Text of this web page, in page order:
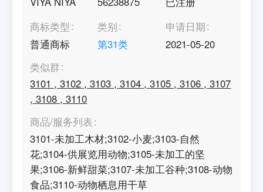
商标类型
普通商标
类别
第31类
申请日期
2021-05-20
类似群
3101 ,3102 ,3103 ,3104 ,3105 ,3106 ,3107
,3108 ,3110
商品/服务列表
3101-未加工木材;3102-小麦;3103-自然
花;3104-供展览用动物;3105-未加工的坚
果;3106-新鲜甜菜;3107-未加工谷种;3108-动物
食品;3110-动物栖息用干草